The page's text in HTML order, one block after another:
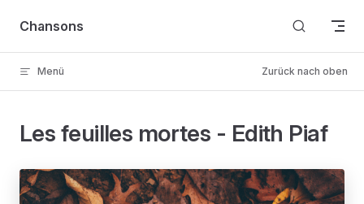
Skip to content
Chansons
Menü Zurück nach oben
Les feuilles mortes - Edith Piaf